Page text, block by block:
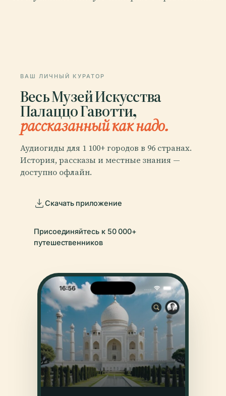
ВАШ ЛИЧНЫЙ КУРАТОР
Весь Музей Искусства
Палаццо Гавотти,
рассказанный как надо.
Аудиогиды для 1 100+ городов в 96 странах.
История, рассказы и местные знания —
доступно офлайн.
Скачать приложение
Присоединяйтесь к 50 000+
путешественников